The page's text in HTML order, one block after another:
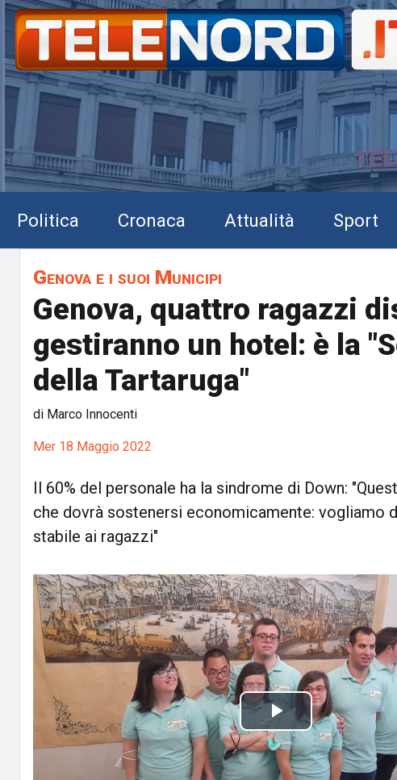
Politica Cronaca Attualità Sport
Genova e i suoi Municipi
Genova, quattro ragazzi
gestiranno un hotel: è la
della Tartaruga"
di Marco Innocenti
Mer 18 Maggio 2022
Il 60% del personale ha la sindrome di Down:
che dovrà sostenersi economicamente: vogliamo
stabile ai ragazzi"
P
l